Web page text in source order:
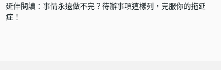
延伸閱讀： 事情永遠做不完？待辦事項這樣列，克服你的拖延
症！